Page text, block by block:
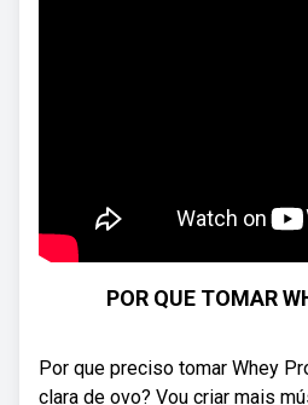
POR QUE TOMAR
Por que preciso tomar Whey
clara de ovo? Vou criar mais